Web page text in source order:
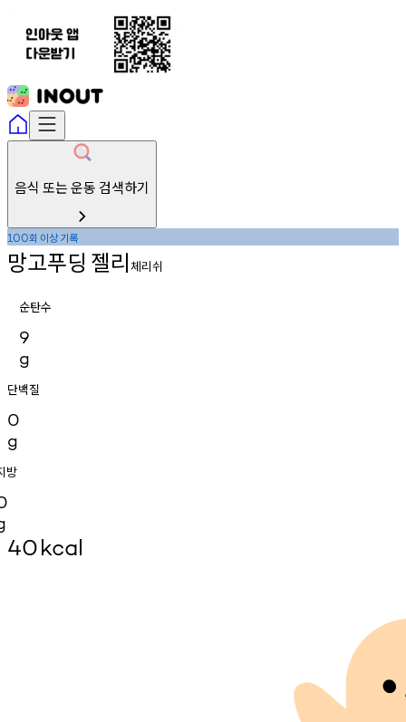
음식 또는 운동 검색하기
100회 이상기록
망고푸딩 젤리체리쉬
순탄수
9
g
단백질
0
g
방
40kcal